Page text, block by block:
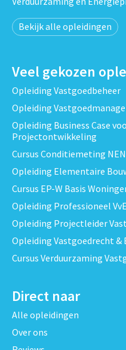
Bekijk alle opleidingen
Veel gekozen
Opleiding Vastgoedbeheer
Opleiding
Opleiding Business Case
Projectontwikkeling
Cursus Conditiemeting
Opleiding Elementaire
Cursus EP-W Basis
Opleiding Professioneel
Opleiding Projectleider
Opleiding Vastgoedrecht &
Cursus Verduurzaming
Direct naar
Alle opleidingen
Over ons